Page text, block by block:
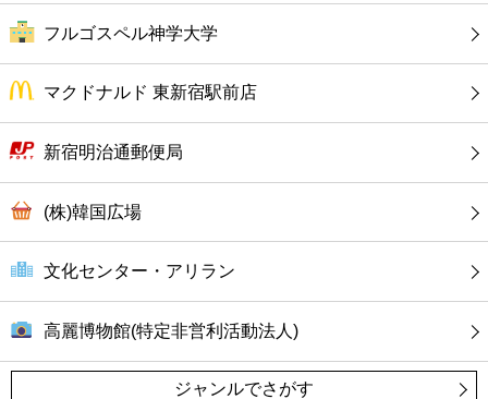
フルゴスペル神学大学
マクドナルド 東新宿駅前店
新宿明治通郵便局
(株)韓国広場
文化センター・アリラン
高麗博物館(特定非営利活動法人)
ジャンルでさがす